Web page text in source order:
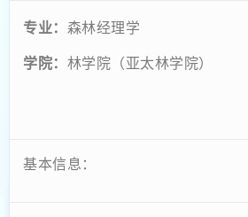
专业： 森林经理学
学院： 林学院（亚太林学院）
基本信息：